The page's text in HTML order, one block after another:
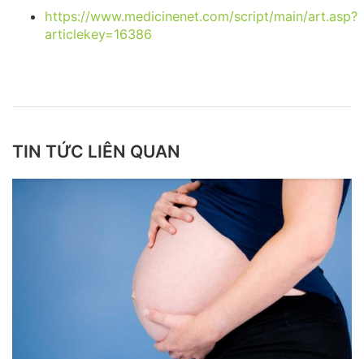
https://www.medicinenet.com/script/main/art.asp?
articlekey=16386
TIN TỨC LIÊN QUAN